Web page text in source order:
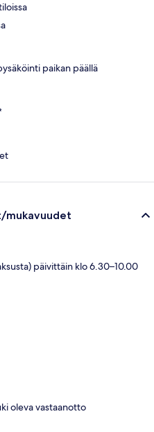
paikan päällä
mukavuudet
päivittäin klo 6.30–10.00
oleva vastaanotto